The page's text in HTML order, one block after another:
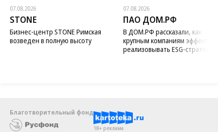
07.08.2026
STONE
Бизнес-центр STONE Римская
возведен в полную высоту
07.08.2026
ПАО ДОМ.РФ
В ДОМ.РФ рассказали, как
крупным компаниям
реализовывать ESG-стратегию
Благотворительный фонд
18+ реклама